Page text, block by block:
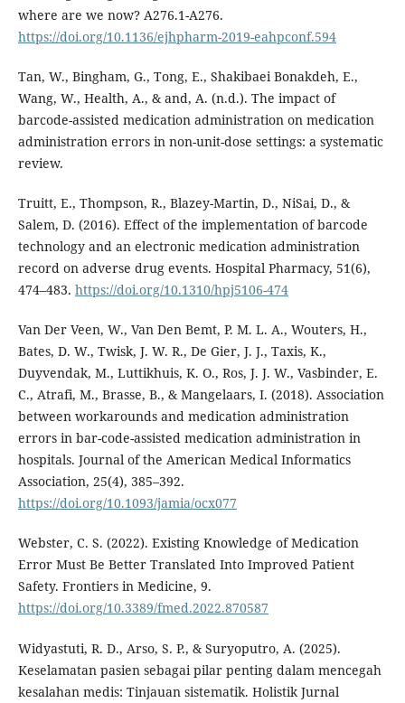
where are we now? A276.1-A276.
https://doi.org/10.1136/ejhpharm-2019-eahpconf.594
Tan, W., Bingham, G., Tong, E., Shakibaei Bonakdeh, E.,
Wang, W., Health, A., & and, A. (n.d.). The impact of
barcode-assisted medication administration on medication
administration errors in non-unit-dose settings: a systematic
review.
Truitt, E., Thompson, R., Blazey-Martin, D., NiSai, D., &
Salem, D. (2016). Effect of the implementation of barcode
technology and an electronic medication administration
record on adverse drug events. Hospital Pharmacy, 51(6),
474–483. https://doi.org/10.1310/hpj5106-474
Van Der Veen, W., Van Den Bemt, P. M. L. A., Wouters, H.,
Bates, D. W., Twisk, J. W. R., De Gier, J. J., Taxis, K.,
Duyvendak, M., Luttikhuis, K. O., Ros, J. J. W., Vasbinder, E.
C., Atrafi, M., Brasse, B., & Mangelaars, I. (2018). Association
between workarounds and medication administration
errors in bar-code-assisted medication administration in
hospitals. Journal of the American Medical Informatics
Association, 25(4), 385–392.
https://doi.org/10.1093/jamia/ocx077
Webster, C. S. (2022). Existing Knowledge of Medication
Error Must Be Better Translated Into Improved Patient
Safety. Frontiers in Medicine, 9.
https://doi.org/10.3389/fmed.2022.870587
Widyastuti, R. D., Arso, S. P., & Suryoputro, A. (2025).
Keselamatan pasien sebagai pilar penting dalam mencegah
kesalahan medis: Tinjauan sistematik. Holistik Jurnal